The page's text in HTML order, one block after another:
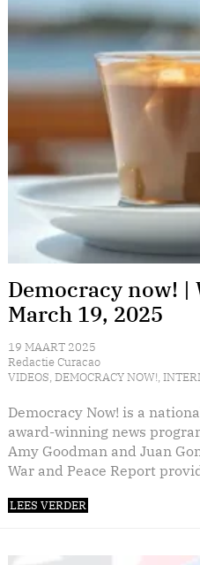
Democracy now! |
March 19, 2025
19 MAART 2025
Redactie Curacao
VIDEOS, DEMOCRACY NOW!,
Democracy Now! is a
award-winning news
Amy Goodman and Juan
War and Peace Report
LEES VERDER